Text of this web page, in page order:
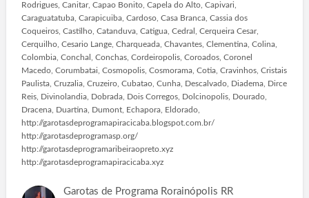
Rodrigues, Canitar, Capao Bonito, Capela do Alto, Capivari,
Caraguatatuba, Carapicuiba, Cardoso, Casa Branca, Cassia dos
Coqueiros, Castilho, Catanduva, Catigua, Cedral, Cerqueira Cesar,
Cerquilho, Cesario Lange, Charqueada, Chavantes, Clementina, Colina,
Colombia, Conchal, Conchas, Cordeiropolis, Coroados, Coronel
Macedo, Corumbatai, Cosmopolis, Cosmorama, Cotia, Cravinhos, Cristais
Paulista, Cruzalia, Cruzeiro, Cubatao, Cunha, Descalvado, Diadema, Dirce
Reis, Divinolandia, Dobrada, Dois Corregos, Dolcinopolis, Dourado,
Dracena, Duartina, Dumont, Echapora, Eldorado,
http://garotasdeprogramapiracicaba.blogspot.com.br/
http://garotasdeprogramasp.org/
http://garotasdeprogramaribeiraopreto.xyz
http://garotasdeprogramapiracicaba.xyz
Garotas de Programa Rorainópolis RR